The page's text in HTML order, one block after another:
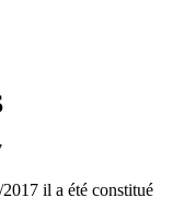
il a été constitué